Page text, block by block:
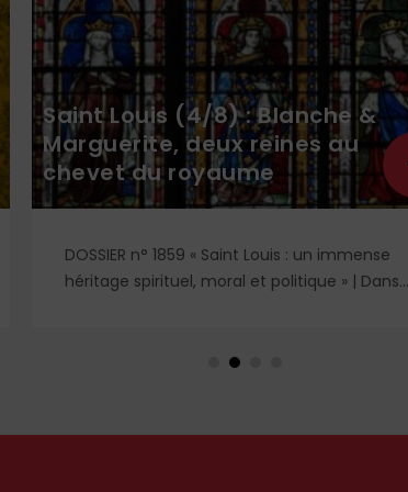
Saint Louis (4/8) : Blanche &
Marguerite, deux reines au
chevet du royaume
DOSSIER n° 1859 « Saint Louis : un immense
héritage spirituel, moral et politique » | Dans
Castille, mère dévouée et reine de fer, et
respectives, se lit l'équilibre singulier d'une